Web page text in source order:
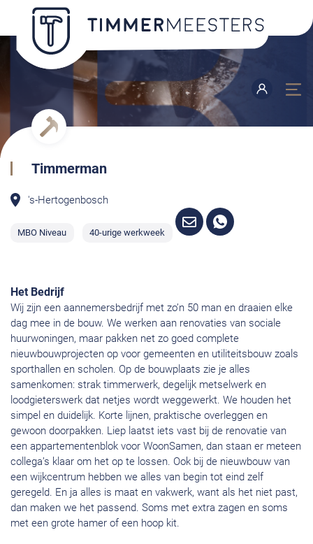
Timmerman
's-Hertogenbosch
MBO Niveau 40-urige werkweek
Het Bedrijf
Wij zijn een aannemersbedrijf met zo’n 50 man en draaien elke
dag mee in de bouw. We werken aan renovaties van sociale
huurwoningen, maar pakken net zo goed complete
nieuwbouwprojecten op voor gemeenten en utiliteitsbouw zoals
sporthallen en scholen. Op de bouwplaats zie je alles
samenkomen: strak timmerwerk, degelijk metselwerk en
loodgieterswerk dat netjes wordt weggewerkt. We houden het
simpel en duidelijk. Korte lijnen, praktische overleggen en
gewoon doorpakken. Liep laatst iets vast bij de renovatie van
een appartementenblok voor WoonSamen, dan staan er meteen
collega’s klaar om het op te lossen. Ook bij de nieuwbouw van
een wijkcentrum hebben we alles van begin tot eind zelf
geregeld. En ja alles is maat en vakwerk, want als het niet past,
dan maken we het passend. Soms met extra zagen en soms
met een grote hamer of een hoop kit.